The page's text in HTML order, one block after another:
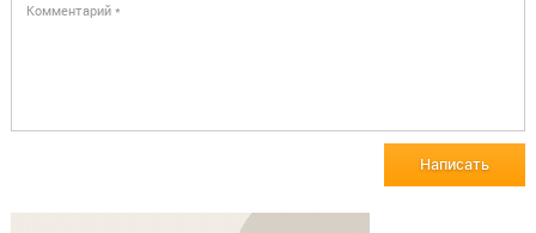
Написать